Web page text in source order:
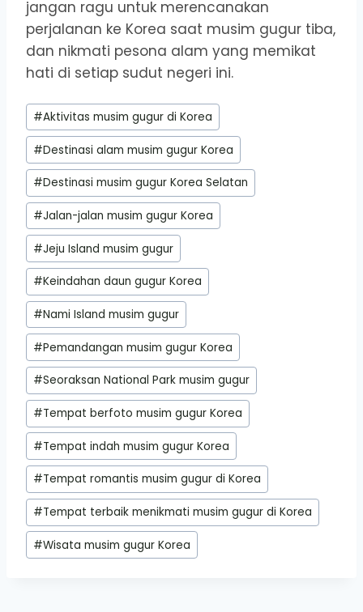
jangan ragu untuk merencanakan
perjalanan ke Korea saat musim gugur tiba,
dan nikmati pesona alam yang memikat
hati di setiap sudut negeri ini.
Post
Tags:
#Aktivitas musim gugur di Korea
#Destinasi alam musim gugur Korea
#Destinasi musim gugur Korea Selatan
#Jalan-jalan musim gugur Korea
#Jeju Island musim gugur
#Keindahan daun gugur Korea
#Nami Island musim gugur
#Pemandangan musim gugur Korea
#Seoraksan National Park musim gugur
#Tempat berfoto musim gugur Korea
#Tempat indah musim gugur Korea
#Tempat romantis musim gugur di Korea
#Tempat terbaik menikmati musim gugur di Korea
#Wisata musim gugur Korea